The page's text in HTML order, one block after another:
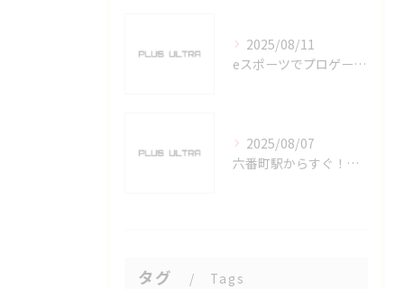
2025/08/11
eスポーツでプロゲーマーを目指す愛知県名古屋市の最新キャリアガイド
2025/08/07
六番町駅からすぐ！名古屋のeスポーツ施設で快適なプレイ環境を確保
タグ Tags